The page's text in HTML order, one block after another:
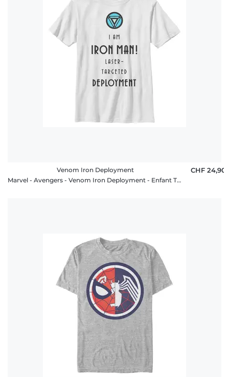
Venom Iron Deployment
Marvel - Avengers - Venom Iron Deployment - Enfant T-shirt
CHF 24,90